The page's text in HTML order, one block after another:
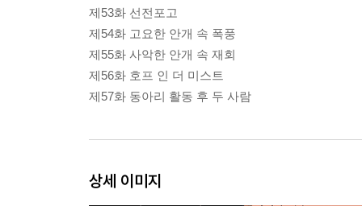
제53화 선전포고
제54화 고요한 안개 속 폭풍
제55화 사악한 안개 속 재회
제56화 호프 인 더 미스트
제57화 동아리 활동 후 두 사람
상세 이미지